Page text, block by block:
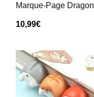
Marque-Page Dragon
10,99€